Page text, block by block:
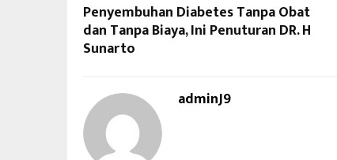
Penyembuhan Diabetes Tanpa Obat
dan Tanpa Biaya, Ini Penuturan DR. H
Sunarto
adminJ9